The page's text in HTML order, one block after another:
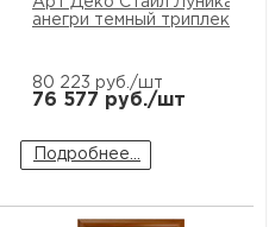
анегри темный триплекс
80 223 руб./шт
76 577 руб./шт
Подробнее...